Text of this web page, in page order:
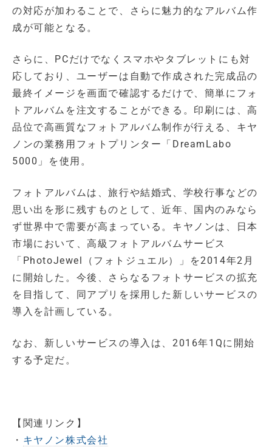
の対応が加わることで、さらに魅力的なアルバム作
成が可能となる。
さらに、PCだけでなくスマホやタブレットにも対
応しており、ユーザーは自動で作成された完成品の
最終イメージを画面で確認するだけで、簡単にフォ
トアルバムを注文することができる。印刷には、高
品位で高画質なフォトアルバム制作が行える、キヤ
ノンの業務用フォトプリンター「DreamLabo
5000」を使用。
フォトアルバムは、旅行や結婚式、学校行事などの
思い出を形に残すものとして、近年、国内のみなら
ず世界中で需要が高まっている。キヤノンは、日本
市場において、高級フォトアルバムサービス
「PhotoJewel（フォトジュエル）」を2014年2月
に開始した。今後、さらなるフォトサービスの拡充
を目指して、同アプリを採用した新しいサービスの
導入を計画している。
なお、新しいサービスの導入は、2016年1Qに開始
する予定だ。
【関連リンク】
・ キヤノン株式会社